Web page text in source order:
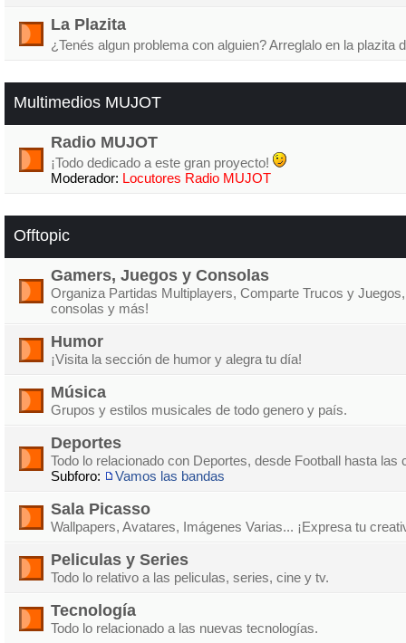
La Plazita
¿Tenés algun problema con alguien? Arreglalo en la plazita
Multimedios MUJOT
Radio MUJOT
¡Todo dedicado a este gran proyecto!
Moderador: Locutores Radio MUJOT
Offtopic
Gamers, Juegos y Consolas
Organiza Partidas Multiplayers, Comparte Trucos y
consolas y más!
Humor
¡Visita la sección de humor y alegra tu día!
Música
Grupos y estilos musicales de todo genero y país.
Deportes
Todo lo relacionado con Deportes, desde Football hasta las
Subforo:
Vamos las bandas
Sala Picasso
Wallpapers, Avatares, Imágenes Varias... ¡Expresa tu
Peliculas y Series
Todo lo relativo a las peliculas, series, cine y tv.
Tecnología
Todo lo relacionado a las nuevas tecnologías.